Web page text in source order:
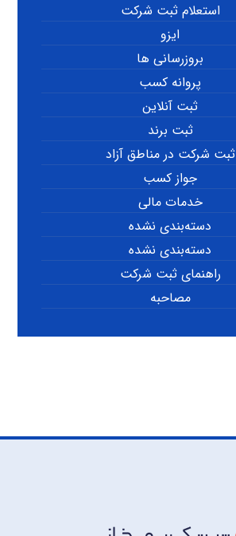
استعلام ثبت شرکت
ایزو
بروزرسانی ها
پروانه کسب
ثبت آنلاین
ثبت برند
ثبت شرکت در مناطق آزاد
جواز کسب
خدمات مالی
دسته‌بندی نشده
دسته‌بندی نشده
راهنمای ثبت شرکت
مصاحبه